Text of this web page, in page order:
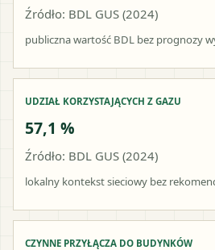
Źródło: BDL GUS (2024)
publiczna wartość BDL bez prognozy
UDZIAŁ KORZYSTAJĄCYCH Z GAZU
57,1 %
Źródło: BDL GUS (2024)
lokalny kontekst sieciowy bez
CZYNNE PRZYŁĄCZA DO BUDYNKÓW